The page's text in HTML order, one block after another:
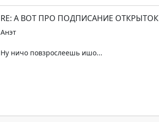
RE: А ВОТ ПРО ПОДПИСАНИЕ ОТКРЫТОК
Анэт
Ну ничо повзрослеешь ишо...